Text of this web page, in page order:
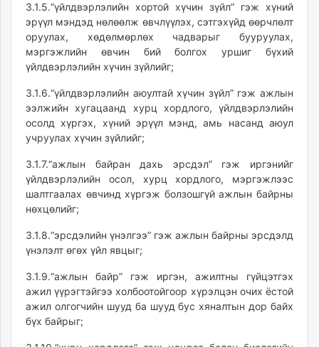
3.1.5.“үйлдвэрлэлийн хортой хүчин зүйл” гэж хүний
эрүүл мэндэд нөлөөлж өвчлүүлэх, сэтгэхүйд өөрчлөлт
оруулах, хөдөлмөрлөх чадварыг бууруулах,
мэргэжлийн өвчин бий болгох уршиг бүхий
үйлдвэрлэлийн хүчин зүйлийг;
3.1.6.“үйлдвэрлэлийн аюултай хүчин зүйл” гэж ажлын
ээлжийн хугацаанд хурц хордлого, үйлдвэрлэлийн
осолд хүргэх, хүний эрүүл мэнд, амь насанд аюул
учруулах хүчин зүйлийг;
3.1.7.“ажлын байран дахь эрсдэл” гэж иргэнийг
үйлдвэрлэлийн осол, хурц хордлого, мэргэжлээс
шалтгаалах өвчинд хүргэж болзошгүй ажлын байрны
нөхцөлийг;
3.1.8.“эрсдэлийн үнэлгээ” гэж ажлын байрны эрсдэлд
үнэлэлт өгөх үйл явцыг;
3.1.9.“ажлын байр” гэж иргэн, ажилтны гүйцэтгэх
ажил үүрэгтэйгээ холбоотойгоор хүрэлцэн очих ёстой
ажил олгогчийн шууд ба шууд бус хяналтын дор байх
бүх байрыг;